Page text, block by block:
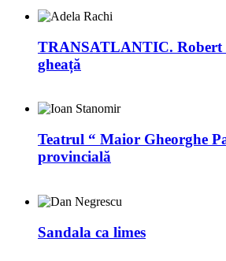
TRANSATLANTIC. Robert
gheață
Teatrul “ Maior Gheorghe
provincială
Sandala ca limes